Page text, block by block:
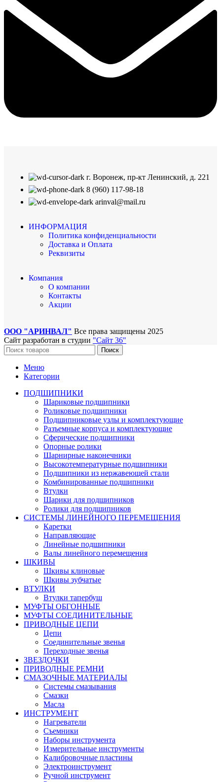
г. Воронеж, пр-кт Ленинский, д. 221
8 (960) 117-98-18
arinval@mail.ru
ИНФОРМАЦИЯ
Политика конфиденциальности
Доставка и Оплата
Реквизиты
Компания
О компании
Контакты
Акции
ООО "АРИНВАЛ" Все права защищены 2025
Сайт разработан в студии "Сайт 36"
Поиск
Меню
Категории
ПОДШИПНИКИ
Шариковые подшипники
Роликовые подшипники
Подшипниковые узлы и комплектующие
Разъемные корпуса и комплектующие
Сферические подшипники
Опорные ролики
Шарнирные наконечники
Высокотемпературные подшипники
Подшипники из нержавеющей стали
Комбинированные подшипники
Втулки
Шарики для подшипников
Ролики для подшипников
СИСТЕМЫ ЛИНЕЙНОГО ПЕРЕМЕЩЕНИЯ
Каретки
Направляющие
Линейные подшипники
Валы линейного перемещения
ШКИВЫ
Шкивы клиновые
Шкивы зубчатые
ВТУЛКИ
Втулки тапербуш
МУФТЫ ОБГОННЫЕ
МУФТЫ СОЕДИНИТЕЛЬНЫЕ
ПРИВОДНЫЕ ЦЕПИ
Цепи
Соединительные звенья
Переходные звенья
ЗВЕЗДОЧКИ
ПРИВОДНЫЕ РЕМНИ
СМАЗОЧНЫЕ МАТЕРИАЛЫ
Системы смазывания
Смазки
Масла
ИНСТРУМЕНТ
Нагреватели
Съемники
Наборы инструмента
Измерительные инструменты
Калибровочные пластины
Электроинструмент
Ручной инструмент